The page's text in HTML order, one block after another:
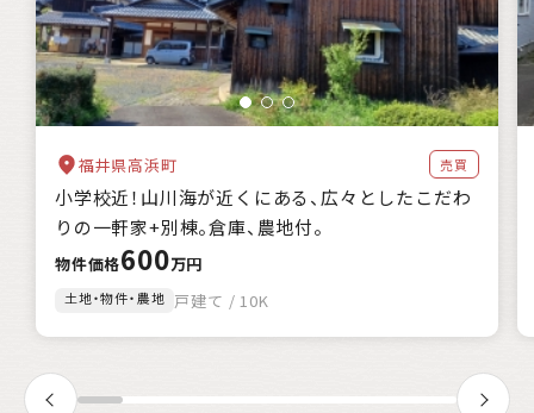
支援制度
家賃補助
住宅購入補助
リフォーム補助
移住補助
起業補助
キーワード
該当 1件
クリア
福井県高浜町 売買
小学校近！山川海が近くにある、広々としたこだわ
りの一軒家+別棟。倉庫、農地付。
物件価格600万円
土地・物件・農地 戸建て / 10K